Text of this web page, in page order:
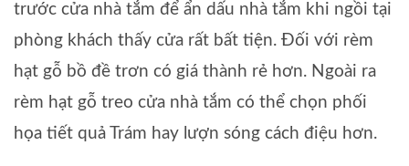
trước cửa nhà tắm để ẩn dấu nhà tắm khi ngồi tại
phòng khách thấy cửa rất bất tiện. Đối với rèm
hạt gỗ bồ đề trơn có giá thành rẻ hơn. Ngoài ra
rèm hạt gỗ treo cửa nhà tắm có thể chọn phối
họa tiết quả Trám hay lượn sóng cách điệu hơn.